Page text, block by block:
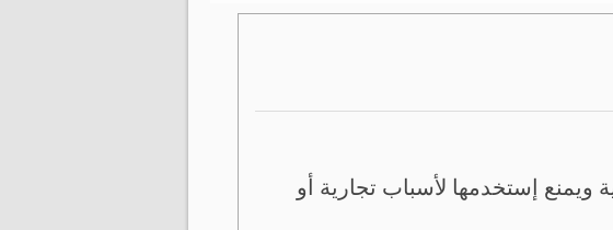
إستخدمها لأسباب تجارية أو